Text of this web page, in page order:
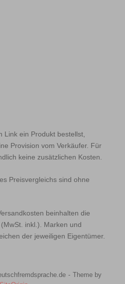
Link ein Produkt bestellst,
Provision vom Verkäufer. Für
keine zusätzlichen Kosten.
Preisvergleichs sind ohne
beinhalten die
inkl.). Marken und
der jeweiligen Eigentümer.
Theme by